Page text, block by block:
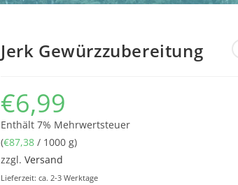
Jerk Gewürzzubereitung
€6,99
Enthält 7% Mehrwertsteuer
(€87,38 / 1000 g)
zzgl.Versand
Lieferzeit: ca. 2-3 Werktage